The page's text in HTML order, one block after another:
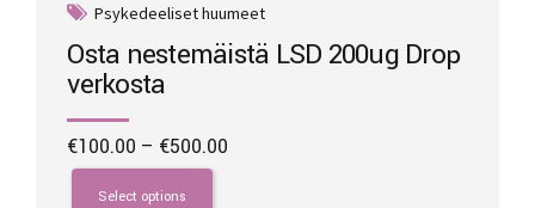
Psykedeeliset huumeet
Osta nestemäistä LSD 200ug Drop
verkosta
€100.00 – €500.00
Select options
This
product